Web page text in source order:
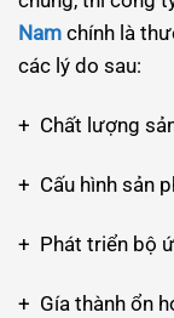
Nam chính là
các lý do sau:
+ Chất lượng
+ Cấu hình sản
+ Phát triển bộ
+ Gía thành ổn